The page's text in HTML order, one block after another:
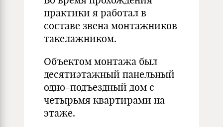
практики я работал в
составе звена монтажников
такелажником.
Объектом монтажа был
десятиэтажный панельный
одно-подъездный дом с
четырьмя квартирами на
этаже.